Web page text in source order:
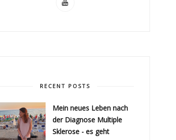
RECENT POSTS
Mein neues Leben nach
der Diagnose Multiple
Sklerose - es geht